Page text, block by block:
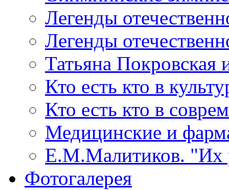
Легенды
Легенды
Татьяна Покровская
Кто есть кто в
Кто есть кто в
Медицинские и
Е.М.Малитиков. "Их
Фотогалерея